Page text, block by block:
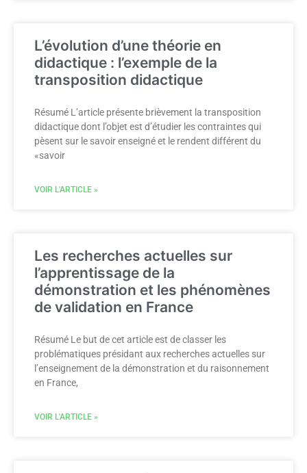
L’évolution d’une théorie en
didactique : l’exemple de la
transposition didactique
Résumé L’article présente brièvement la transposition
didactique dont l’objet est d’étudier les contraintes qui
pèsent sur le savoir enseigné et le rendent différent du
«savoir
VOIR L'ARTICLE »
Les recherches actuelles sur
l’apprentissage de la
démonstration et les phénomènes
de validation en France
Résumé Le but de cet article est de classer les
problématiques présidant aux recherches actuelles sur
l’enseignement de la démonstration et du raisonnement
en France,
VOIR L'ARTICLE »